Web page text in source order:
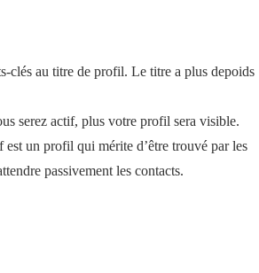
clés au titre de profil. Le titre a plus depoids
serez actif, plus votre profil sera visible.
un profil qui mérite d’être trouvé par les
passivement les contacts.